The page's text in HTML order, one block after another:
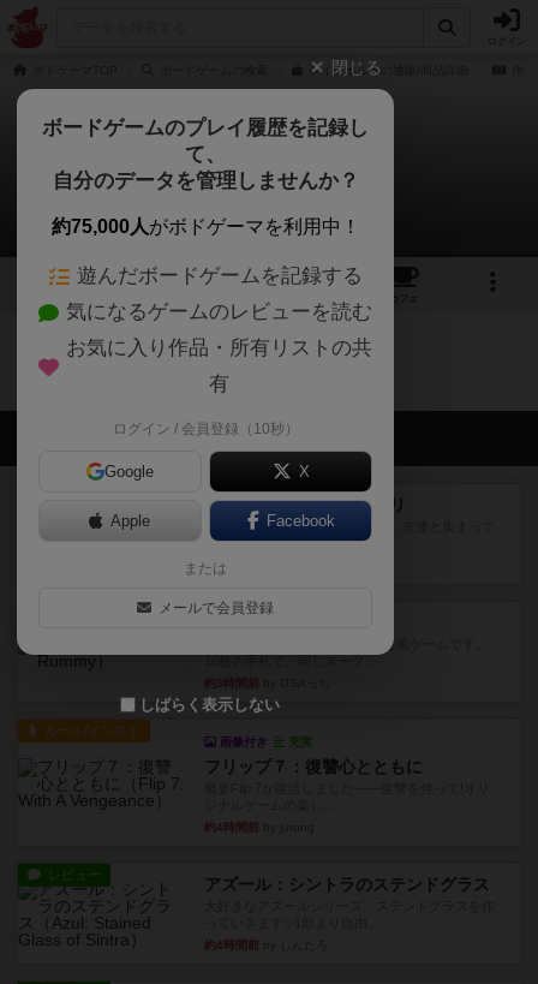
レイクホルトの通販/商品詳細
レイクホルト
0件の動画
19 14
カフェ
レイクホルトのトップに戻る
会員の新しい投稿
ナンジャモンジャ・ミドリ
私は吃音を持っているのですが、友達と集まって
このゲームをした際、3ゲー...
約2時間前
トランプで遊べる2人対戦の麻雀風ゲームです。
約3時間前
ルール/インスト
画像付き 充実
フリップ７：復讐心とともに
約4時間前
レビュー アズール：シントラのステンドグラス
約4時間前
閉じる
ボードゲームのプレイ履歴を記録し
て、
自分のデータを管理しませんか？
約75,000人がボドゲーマを利用中！
遊んだボードゲームを記録する
気になるゲームのレビューを読む
お気に入り作品・所有リストの共
有
ログイン / 会員登録（10秒）
Google X
Apple Facebook
または
メールで会員登録
しばらく表示しない